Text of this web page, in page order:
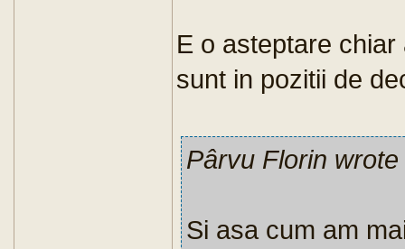
E o asteptare
sunt in pozitii de
Pârvu Florin wrote
Si asa cum am